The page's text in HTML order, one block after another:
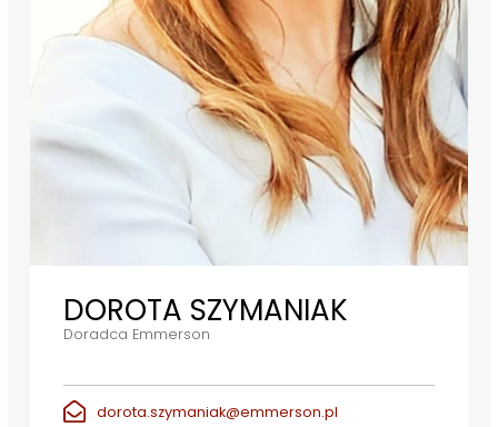
DOROTA SZYMANIAK
Doradca Emmerson
dorota.szymaniak@emmerson.pl